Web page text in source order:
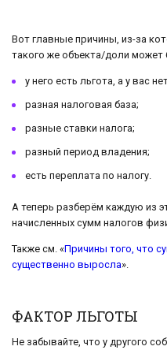
Вот главные причины, из-за
такого же объекта/доли
у него есть льгота, а у вас
разная налоговая база;
разные ставки налога;
разный период владения;
есть переплата по налогу.
А теперь разберём каждую из
начисленных сумм налогов
Также см. «Причины того, что
существенно выросла».
ФАКТОР ЛЬГОТЫ
Не забывайте, что у другого